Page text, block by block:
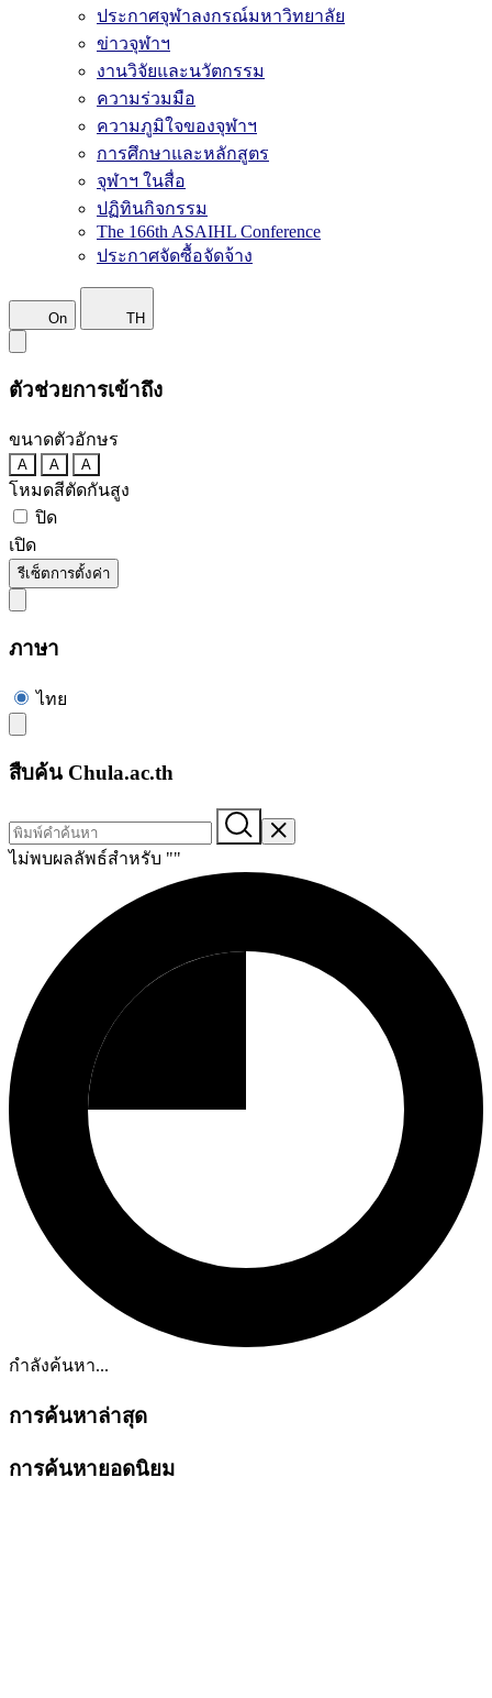
ประกาศจุฬาลงกรณ์มหาวิทยาลัย
ข่าวจุฬาฯ
งานวิจัยและนวัตกรรม
ความร่วมมือ
ความภูมิใจของจุฬาฯ
การศึกษาและหลักสูตร
จุฬาฯ ในสื่อ
ปฏิทินกิจกรรม
The 166th ASAIHL Conference
ประกาศจัดซื้อจัดจ้าง
On TH
ตัวช่วยการเข้าถึง
ขนาดตัวอักษร
A A A
โหมดสีตัดกันสูง
ปิด
เปิด
รีเซ็ตการตั้งค่า
ภาษา
ไทย
สืบค้น Chula.ac.th
ไม่พบผลลัพธ์สำหรับ ""
กำลังค้นหา...
การค้นหาล่าสุด
การค้นหายอดนิยม